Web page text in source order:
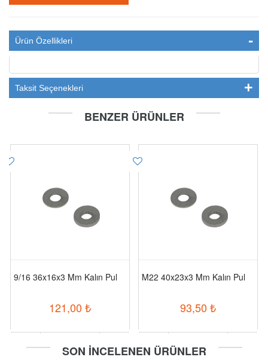
Ürün Özellikleri
Taksit Seçenekleri
BENZER ÜRÜNLER
9/16 36x16x3 Mm Kalın Pul
121,00 ₺
M22 40x23x3 Mm Kalın Pul
93,50 ₺
SON İNCELENEN ÜRÜNLER